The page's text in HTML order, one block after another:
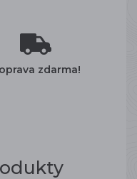
zdarma!